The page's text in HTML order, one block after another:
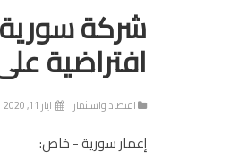
شركة
افتراضية
اقتصاد واستثمار ايار 11, 2020
إعمار سورية - خاص: